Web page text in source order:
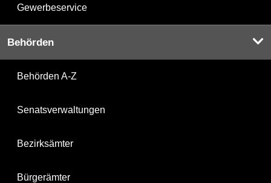
Gewerbeservice
Behörden
Behörden A-Z
Senatsverwaltungen
Bezirksämter
Bürgerämter